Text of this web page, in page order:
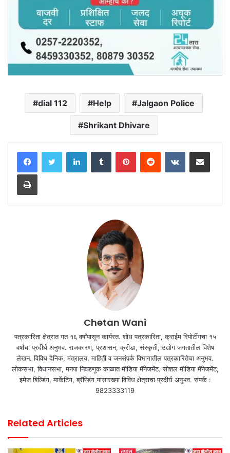
dial 112 Help Jalgaon Police
Shrikant Dhivare
LinkedInTumblr PinterestReddit VKontakteShare via Email
Print
Chetan Wani
पत्रकारिता क्षेत्रात गत १६ वर्षांपासून कार्यरत. शोध पत्रकारिता, क्राईम रिपोर्टींगचा १५
वर्षांचा प्रदीर्घ अनुभव. राजकारण, प्रशासन, क्रीडा, संस्कृती, उद्योग जगतातील विशेष
लेखन. विविध दैनिक, मंत्रालय, माहिती व जनसंपर्क विभागातील पत्रकारितेचा अनुभव.
लोकसभा, विधानसभा, मनपा निवडणूक काळात मीडिया मॅनेजमेंट. सोशल मीडिया मॅनेजमेंट,
इमेज बिल्डिंग, मार्केटिंग, ब्रॅण्डिंग यासारख्या विविध क्षेत्राचा प्रदीर्घ अनुभव. संपर्क :
9823333119
Related Articles